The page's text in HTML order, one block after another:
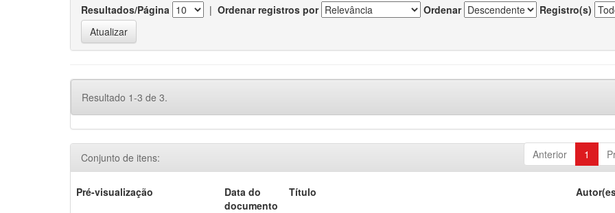
Resultados/Página | Ordenar registros por Ordenar Registro(s)
Resultado 1-3 de 3.
Anterior 1
Conjunto de itens:
Pré-visualização
Data do
documento
Título